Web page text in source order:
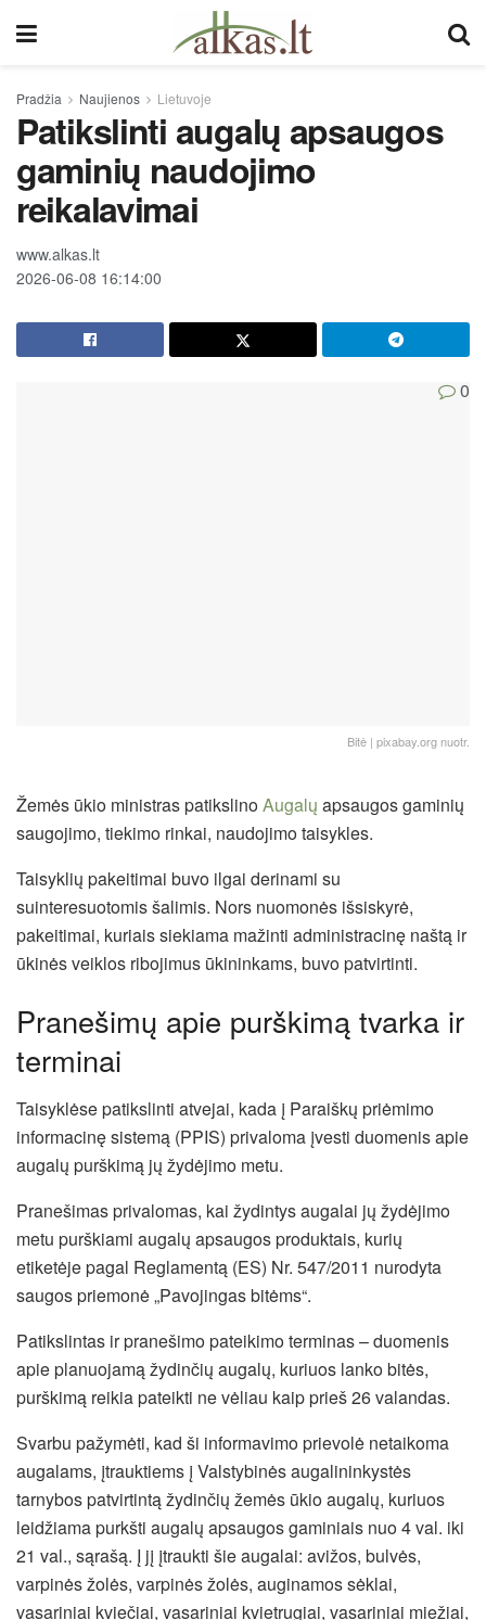
Pradžia Naujienos Lietuvoje
Patikslinti augalų apsaugos
gaminių naudojimo
reikalavimai
www.alkas.lt
2026-06-08 16:14:00
0
Bitė | pixabay.org nuotr.
Žemės ūkio ministras patikslinoAugalų apsaugos gaminių
saugojimo, tiekimo rinkai, naudojimo taisykles.
Taisyklių pakeitimai buvo ilgai derinami su
suinteresuotomis šalimis. Nors nuomonės išsiskyrė,
pakeitimai, kuriais siekiama mažinti administracinę naštą ir
ūkinės veiklos ribojimus ūkininkams, buvo patvirtinti.
Pranešimų apie purškimą tvarka ir
terminai
Taisyklėse patikslinti atvejai, kada į Paraiškų priėmimo
informacinę sistemą (PPIS) privaloma įvesti duomenis apie
augalų purškimą jų žydėjimo metu.
Pranešimas privalomas, kai žydintys augalai jų žydėjimo
metu purškiami augalų apsaugos produktais, kurių
etiketėje pagal Reglamentą (ES) Nr. 547/2011 nurodyta
saugos priemonė „Pavojingas bitėms“.
Patikslintas ir pranešimo pateikimo terminas – duomenis
apie planuojamą žydinčių augalų, kuriuos lanko bitės,
purškimą reikia pateikti ne vėliau kaip prieš 26 valandas.
Svarbu pažymėti, kad ši informavimo prievolė netaikoma
augalams, įtrauktiems į Valstybinės augalininkystės
tarnybos patvirtintą žydinčių žemės ūkio augalų, kuriuos
leidžiama purkšti augalų apsaugos gaminiais nuo 4 val. iki
21 val., sąrašą. Į jį įtraukti šie augalai: avižos, bulvės,
varpinės žolės, varpinės žolės, auginamos sėklai,
vasariniai kviečiai, vasariniai kvietrugiai, vasariniai miežiai,